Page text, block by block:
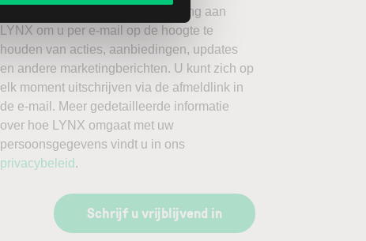
nieuwsbrieven, geeft u toestemming aan
LYNX om u per e-mail op de hoogte te
houden van acties, aanbiedingen, updates
en andere marketingberichten. U kunt zich op
elk moment uitschrijven via de afmeldlink in
de e-mail. Meer gedetailleerde informatie
over hoe LYNX omgaat met uw
persoonsgegevens vindt u in ons
privacybeleid .
Schrijf u vrijblijvend in